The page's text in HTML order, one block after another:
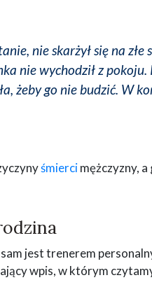
nie skarżył się na
nie wychodził z
żeby go nie budzić. W
śmiercimężczyzny, a
jest trenerem
wpis, w którym